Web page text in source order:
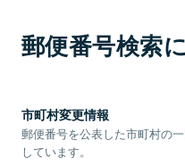
郵便番号検索
市町村変更情報
郵便番号を公表した市町村の
しています。